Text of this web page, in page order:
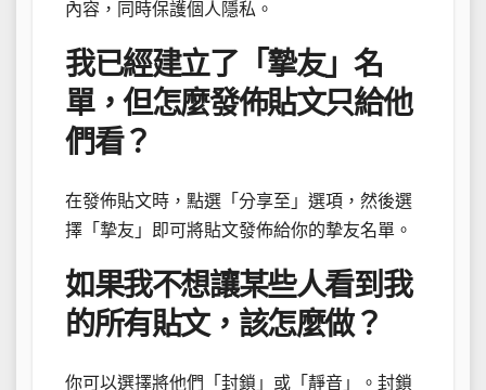
內容，同時保護個人隱私。
我已經建立了「摯友」名
單，但怎麼發佈貼文只給他
們看？
在發佈貼文時，點選「分享至」選項，然後選
擇「摯友」即可將貼文發佈給你的摯友名單。
如果我不想讓某些人看到我
的所有貼文，該怎麼做？
你可以選擇將他們「封鎖」或「靜音」。封鎖